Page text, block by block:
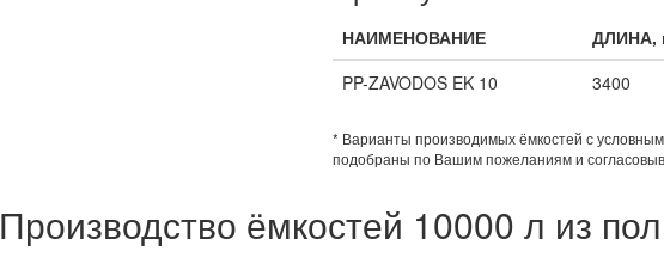
НАИМЕНОВАНИЕ ДЛИНА,
PP-ZAVODOS EK 10
3400
* Варианты производимых ёмкостей с
подобраны по Вашим пожеланиям и
Производство ёмкостей 10000 л из